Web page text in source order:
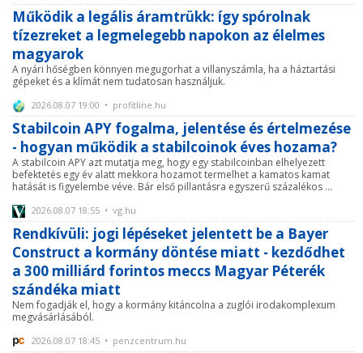
Működik a legális áramtrükk: így spórolnak
tízezreket a legmelegebb napokon az élelmes
magyarok
A nyári hőségben könnyen megugorhat a villanyszámla, ha a háztartási
gépeket és a klímát nem tudatosan használjuk.
2026.08.07 19:00 • profitline.hu
Stabilcoin APY fogalma, jelentése és értelmezése
- hogyan működik a stabilcoinok éves hozama?
A stabilcoin APY azt mutatja meg, hogy egy stabilcoinban elhelyezett
befektetés egy év alatt mekkora hozamot termelhet a kamatos kamat
hatását is figyelembe véve. Bár első pillantásra egyszerű százalékos ...
2026.08.07 18:55 • vg.hu
Rendkívüli: jogi lépéseket jelentett be a Bayer
Construct a kormány döntése miatt - kezdődhet
a 300 milliárd forintos meccs Magyar Péterék
szándéka miatt
Nem fogadják el, hogy a kormány kitáncolna a zuglói irodakomplexum
megvásárlásából.
2026.08.07 18:45 • penzcentrum.hu